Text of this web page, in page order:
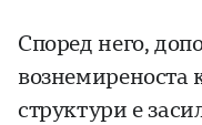
Според него,
вознемиреноста
структури е